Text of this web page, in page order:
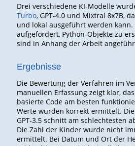
Drei verschiedene KI-Modelle
Turbo, GPT-4.0 und Mixtral 8x7B,
und lokal ausgeführt werden kann.
aufgefordert, Python-Objekte zu
sind in Anhang der Arbeit
Ergebnisse
Die Bewertung der Verfahren im
manuellen Erfassung zeigt klar,
basierte Code am besten
Werte wurden korrekt ermittelt.
GPT-3.5 schnitt am schlechtesten
Die Zahl der Kinder wurde nicht
ermittelt. Bei Datum und Ort der